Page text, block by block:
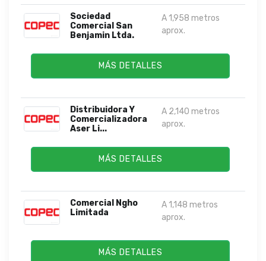
Sociedad
Comercial San
Benjamin Ltda.
A 1,958 metros
aprox.
MÁS DETALLES
Distribuidora Y
Comercializadora
Aser Li...
A 2,140 metros
aprox.
MÁS DETALLES
Comercial Ngho
Limitada
A 1,148 metros
aprox.
MÁS DETALLES